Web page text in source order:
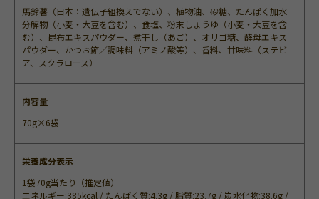
馬鈴薯（日本：遺伝子組換えでない）、植物油、砂糖、たんぱく加水
分解物（小麦・大豆を含む）、食塩、粉末しょうゆ（小麦・大豆を含
む）、昆布エキスパウダー、煮干し（あご）、オリゴ糖、酵母エキス
パウダー、かつお節／調味料（アミノ酸等）、香料、甘味料（ステビ
ア、スクラロース）
内容量
70g×6袋
栄養成分表示
1袋70g当たり（推定値）
エネルギー:385kcal / たんぱく質:4.3g / 脂質:23.7g / 炭水化物:38.6g /